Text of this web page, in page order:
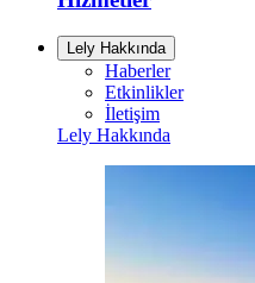
Lely Hakkında
Haberler
Etkinlikler
İletişim
Lely Hakkında